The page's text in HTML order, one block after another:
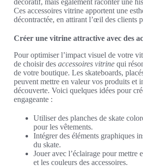
décoratif, mais également raconter une
Ces accessoires vitrine apportent une
décontractée, en attirant l’œil des clients
Créer une vitrine attractive avec des
Pour optimiser l’impact visuel de votre
de choisir des accessoires vitrine qui
de votre boutique. Les skateboards,
peuvent mettre en valeur vos produits et
découverte. Voici quelques idées pour
engageante :
Utiliser des planches de skate
pour les vêtements.
Intégrer des éléments graphiques
du skate.
Jouer avec l’éclairage pour mettre
et les couleurs des accessoires.